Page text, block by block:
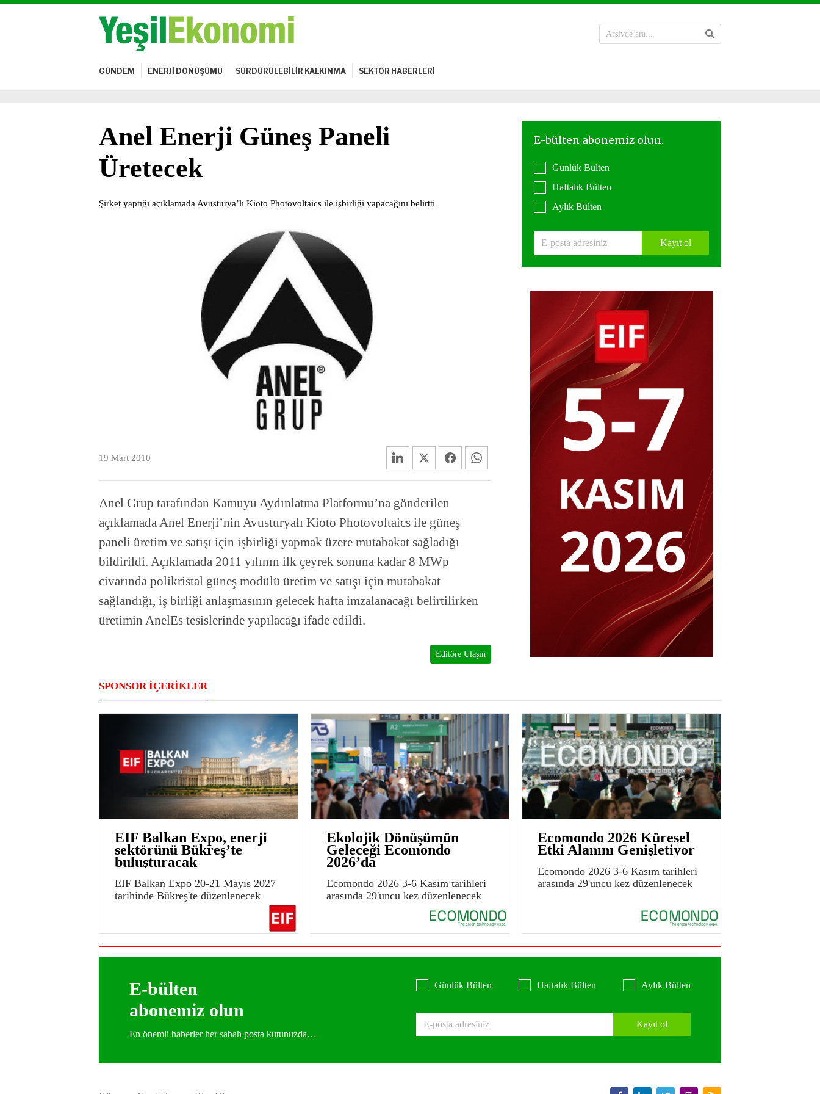
GÜNDEM ENERJİ DÖNÜŞÜMÜ SÜRDÜRÜLEBİLİR KALKINMA SEKTÖR HABERLERİ
Anel Enerji Güneş Paneli
Üretecek
Şirket yaptığı açıklamada Avusturya’lı Kioto Photovoltaics ile işbirliği yapacağını belirtti
19 Mart 2010
Anel Grup tarafından Kamuyu Aydınlatma Platformu’na gönderilen
açıklamada Anel Enerji’nin Avusturyalı Kioto Photovoltaics ile güneş
paneli üretim ve satışı için işbirliği yapmak üzere mutabakat sağladığı
bildirildi. Açıklamada 2011 yılının ilk çeyrek sonuna kadar 8 MWp
civarında polikristal güneş modülü üretim ve satışı için mutabakat
sağlandığı, iş birliği anlaşmasının gelecek hafta imzalanacağı belirtilirken
üretimin AnelEs tesislerinde yapılacağı ifade edildi.
Editöre Ulaşın
Günlük Bülten
Haftalık Bülten
Aylık Bülten
Kayıt ol
SPONSOR İÇERİKLER
EIF Balkan Expo, enerji
sektörünü Bükreş’te
buluşturacak
EIF Balkan Expo 20-21 Mayıs 2027
tarihinde Bükreş'te düzenlenecek
Ekolojik Dönüşümün
Geleceği Ecomondo
2026’da
Ecomondo 2026 3-6 Kasım tarihleri
arasında 29'uncu kez düzenlenecek
Ecomondo 2026 Küresel
Etki Alanını Genişletiyor
Ecomondo 2026 3-6 Kasım tarihleri
arasında 29'uncu kez düzenlenecek
E-bülten
abonemiz olun
En önemli haberler her sabah posta kutunuzda…
Günlük Bülten Haftalık Bülten Aylık Bülten
Kayıt ol